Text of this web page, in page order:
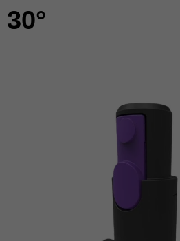
30°